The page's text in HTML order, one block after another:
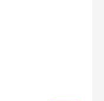
pomocou